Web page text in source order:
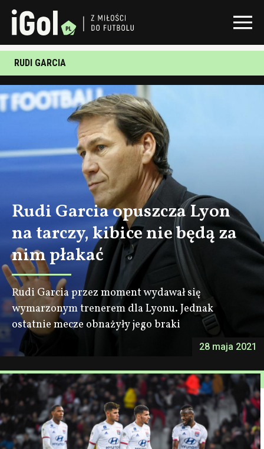
RUDI GARCIA
28 maja 2021
Rudi Garcia opuszcza Lyon
na tarczy, kibice nie będą za
nim płakać
Rudi Garcia przez moment wydawał się
wymarzonym trenerem dla Lyonu. Jednak
ostatnie mecze obnażyły jego braki